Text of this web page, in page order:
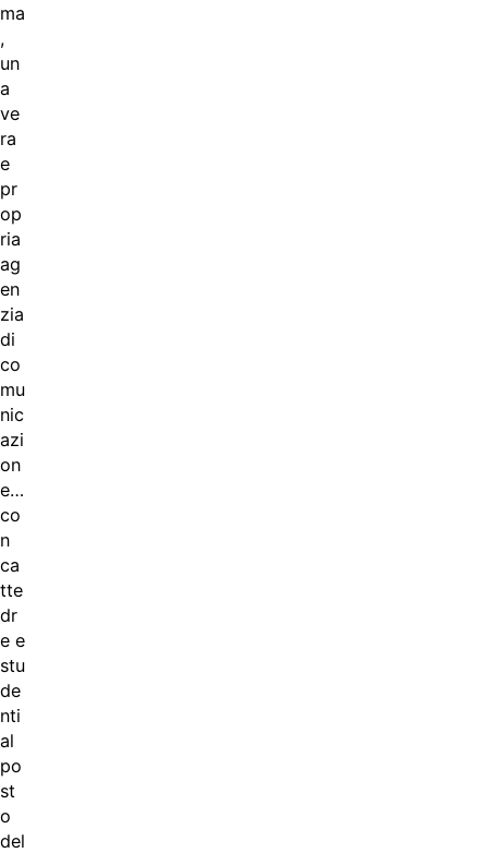
ma
,
un
a
ve
ra
e
pr
op
ria
ag
en
zia
di
co
mu
nic
azi
on
e…
co
n
ca
tte
dr
e e
stu
de
nti
al
po
st
o
del